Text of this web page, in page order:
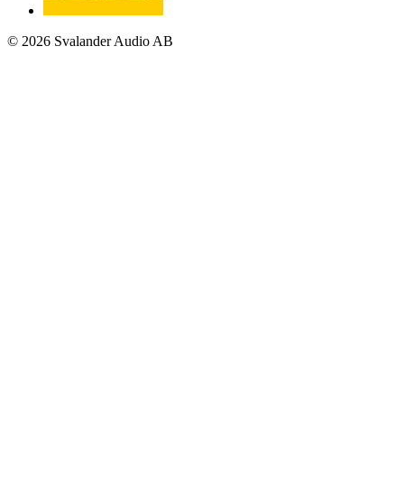
© 2026 Svalander Audio AB